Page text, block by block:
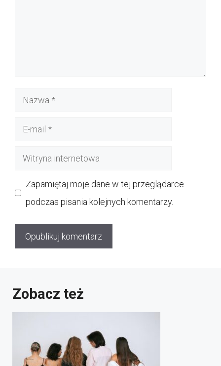
Nazwa
Witryna
Zapamiętaj moje dane w tej przeglądarce
podczas pisania kolejnych komentarzy.
Zobacz też